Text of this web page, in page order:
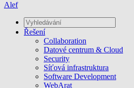
Alef
Řešení
Collaboration
Datové centrum & Cloud
Security
Síťová infrastruktura
Software Development
WebArat